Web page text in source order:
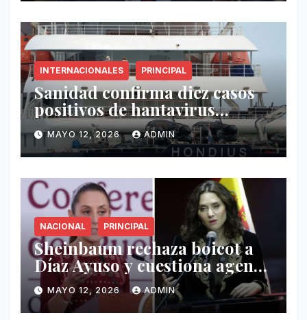
INTERNACIONALES PRINCIPAL
Sanidad confirma diez casos
positivos de hantavirus
vinculados al crucero MV
Hondius
MAYO 12, 2026 ADMIN
NACIONAL PRINCIPAL
Sheinbaum rechaza boicot a
Díaz Ayuso y cuestiona agenda
de funcionaria española
MAYO 12, 2026 ADMIN